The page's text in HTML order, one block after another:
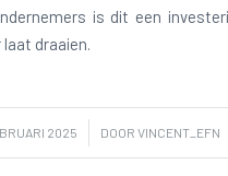
is dit een
draaien.
2025
/ DOOR VINCENT_EFN